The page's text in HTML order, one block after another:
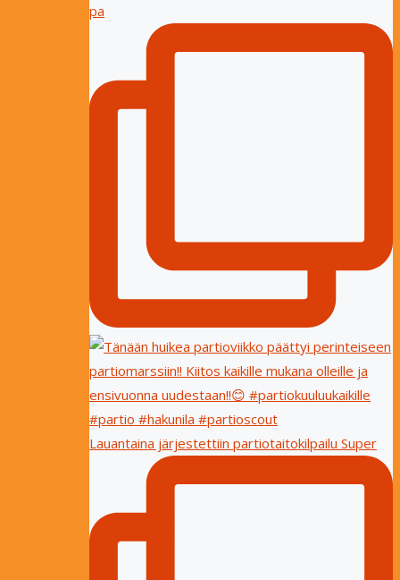
pa
Lauantaina järjestettiin partiotaitokilpailu Super